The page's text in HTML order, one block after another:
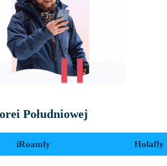
Południowej
iRoamly Holafly